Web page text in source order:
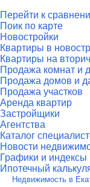
Перейти к
Поик по карте
Новостройки
Квартиры в
Квартиры на
Продажа комнат и
Продажа домов и
Продажа участков
Аренда квартир
Застройщики
Агентства
Каталог
Новости
Графики и индексы
Ипотечный
Недвижимость в